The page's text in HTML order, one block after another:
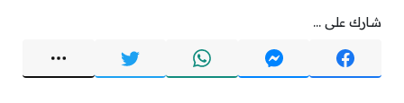
شارك على ...